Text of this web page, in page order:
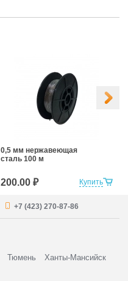
Купить
0,5 мм нержавеющая
сталь 100 м
200.00 ₽
+7 (423) 270-87-86
Тюмень Ханты-Мансийск